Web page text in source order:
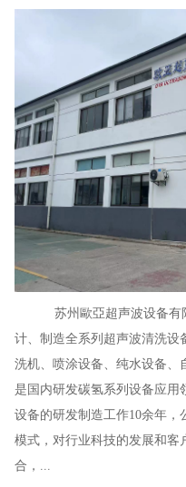
苏州歐亞超声波设备有限
计、制造全系列超声波清洗设
洗机、喷涂设备、纯水设备、
是国内研发碳氢系列设备应用
设备的研发制造工作10余年
模式，对行业科技的发展和客
合，...